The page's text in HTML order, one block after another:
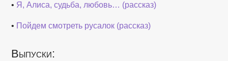
• Я, Алиса, судьба, любовь… (рассказ)
• Пойдем смотреть русалок (рассказ)
Выпуски: